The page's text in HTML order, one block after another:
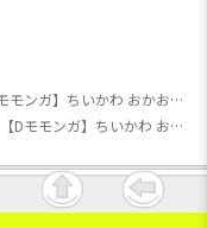
【ちいかわ】【Dモモンガ】ちいかわ おかおミニシリコンポーチ
【ちいかわ】【Dモモンガ】ちいかわ おかおミニシリコンポーチ